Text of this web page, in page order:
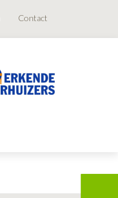
Contact